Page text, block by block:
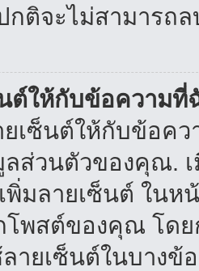
กติจะไม่สามารถ
ต์ให้กับข้อความที่
เซ็นต์ให้กับข้อค
ส่วนตัวของคุณ.
พิ่มลายเซ็นต์ ใน
โพสต์ของคุณ โด
ายเซ็นต์ในบางข้